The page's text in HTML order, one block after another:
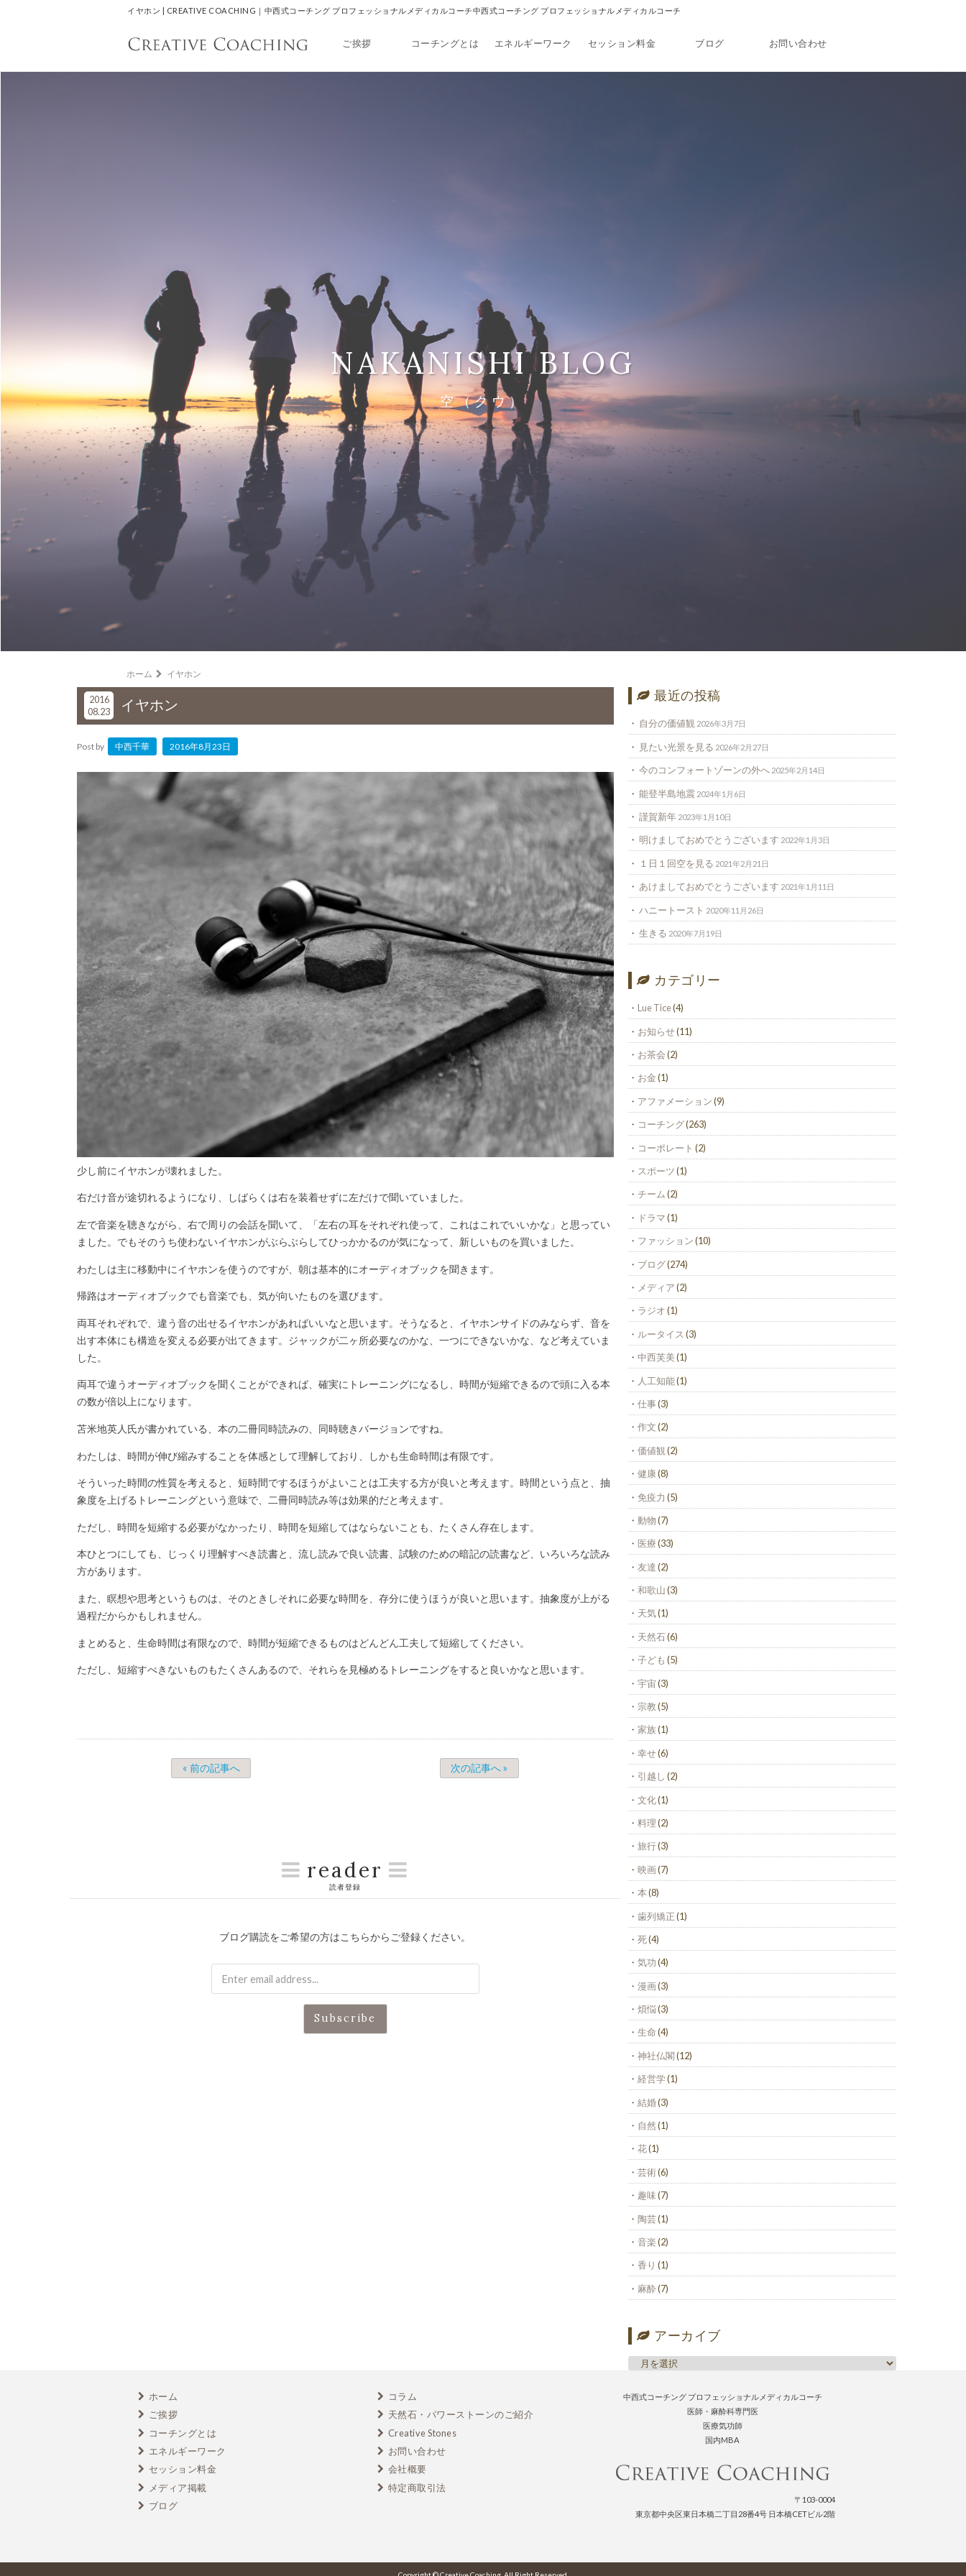
イヤホン | CREATIVE COACHING｜中西式コーチング プロフェッショナルメディカルコーチ中西式コーチング プロフェッショナルメディカルコーチ
ご挨拶 コーチングとは エネルギーワーク セッション料金 ブログ お問い合わせ
NAKANISHI BLOG
空（クウ）
ホーム イヤホン
2016
08.23
イヤホン
Post by 中西千華 2016年8月23日
少し前にイヤホンが壊れました。
右だけ音が途切れるようになり、しばらくは右を装着せずに左だけで聞いていました。
左で音楽を聴きながら、右で周りの会話を聞いて、「左右の耳をそれぞれ使って、これはこれでいいかな」と思ってい
ました。でもそのうち使わないイヤホンがぶらぶらしてひっかかるのが気になって、新しいものを買いました。
わたしは主に移動中にイヤホンを使うのですが、朝は基本的にオーディオブックを聞きます。
帰路はオーディオブックでも音楽でも、気が向いたものを選びます。
両耳それぞれで、違う音の出せるイヤホンがあればいいなと思います。そうなると、イヤホンサイドのみならず、音を
出す本体にも構造を変える必要が出てきます。ジャックが二ヶ所必要なのかな、一つにできないかな、など考えていま
した。
両耳で違うオーディオブックを聞くことができれば、確実にトレーニングになるし、時間が短縮できるので頭に入る本
の数が倍以上になります。
苫米地英人氏が書かれている、本の二冊同時読みの、同時聴きバージョンですね。
わたしは、時間が伸び縮みすることを体感として理解しており、しかも生命時間は有限です。
そういった時間の性質を考えると、短時間でするほうがよいことは工夫する方が良いと考えます。時間という点と、抽
象度を上げるトレーニングという意味で、二冊同時読み等は効果的だと考えます。
ただし、時間を短縮する必要がなかったり、時間を短縮してはならないことも、たくさん存在します。
本ひとつにしても、じっくり理解すべき読書と、流し読みで良い読書、試験のための暗記の読書など、いろいろな読み
方があります。
また、瞑想や思考というものは、そのときしそれに必要な時間を、存分に使うほうが良いと思います。抽象度が上がる
過程だからかもしれません。
まとめると、生命時間は有限なので、時間が短縮できるものはどんどん工夫して短縮してください。
ただし、短縮すべきないものもたくさんあるので、それらを見極めるトレーニングをすると良いかなと思います。
« 前の記事へ 次の記事へ »
reader
読者登録
ブログ購読をご希望の方はこちらからご登録ください。
最近の投稿
自分の価値観 2026年3月7日
見たい光景を見る 2026年2月27日
今のコンフォートゾーンの外へ 2025年2月14日
能登半島地震 2024年1月6日
謹賀新年 2023年1月10日
明けましておめでとうございます 2022年1月3日
１日１回空を見る 2021年2月21日
あけましておめでとうございます 2021年1月11日
ハニートースト 2020年11月26日
生きる 2020年7月19日
カテゴリー
Lue Tice(4)
お知らせ(11)
お茶会(2)
お金(1)
アファメーション(9)
コーチング(263)
コーポレート (2)
スポーツ(1)
チーム(2)
ドラマ(1)
ファッション(10)
ブログ(274)
メディア(2)
ラジオ(1)
ルータイス (3)
中西芙美(1)
人工知能(1)
仕事(3)
作文(2)
価値観 (2)
健康(8)
免疫力 (5)
動物(7)
医療(33)
友達(2)
和歌山(3)
天気(1)
天然石(6)
子ども (5)
宇宙(3)
宗教(5)
家族(1)
幸せ(6)
引越し (2)
文化(1)
料理(2)
旅行(3)
映画(7)
本(8)
歯列矯正(1)
死(4)
気功(4)
漫画(3)
煩悩(3)
生命(4)
神社仏閣(12)
経営学(1)
結婚(3)
自然(1)
花(1)
芸術(6)
趣味(7)
陶芸(1)
音楽(2)
香り (1)
麻酔(7)
アーカイブ
ホーム
ご挨拶
コーチングとは
エネルギーワーク
セッション料金
メディア掲載
ブログ
コラム
天然石・パワーストーンのご紹介
Creative Stones
お問い合わせ
会社概要
特定商取引法
中西式コーチング プロフェッショナルメディカルコーチ
医師・麻酔科専門医
医療気功師
国内MBA
〒103-0004
東京都中央区東日本橋二丁目28番4号 日本橋CETビル2階